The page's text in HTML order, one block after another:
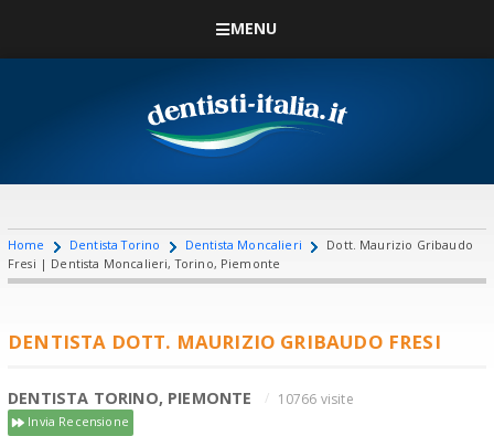
MENU
Home Dentista Torino Dentista Moncalieri
Dott. Maurizio Gribaudo
Fresi | Dentista Moncalieri, Torino, Piemonte
DENTISTA DOTT. MAURIZIO GRIBAUDO FRESI
DENTISTA TORINO, PIEMONTE 10766 visite
Invia Recensione